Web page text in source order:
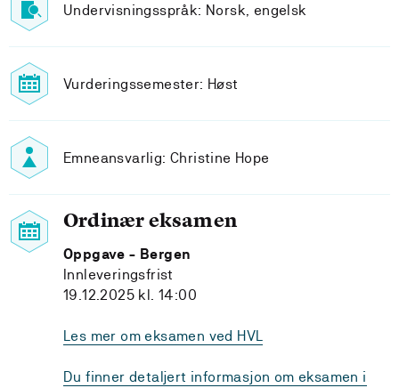
Undervisningsspråk: Norsk, engelsk
Vurderingssemester: Høst
Emneansvarlig: Christine Hope
Ordinær eksamen
Oppgave - Bergen
Innleveringsfrist
19.12.2025 kl. 14:00
Les mer om eksamen ved HVL
Du finner detaljert informasjon om eksamen i